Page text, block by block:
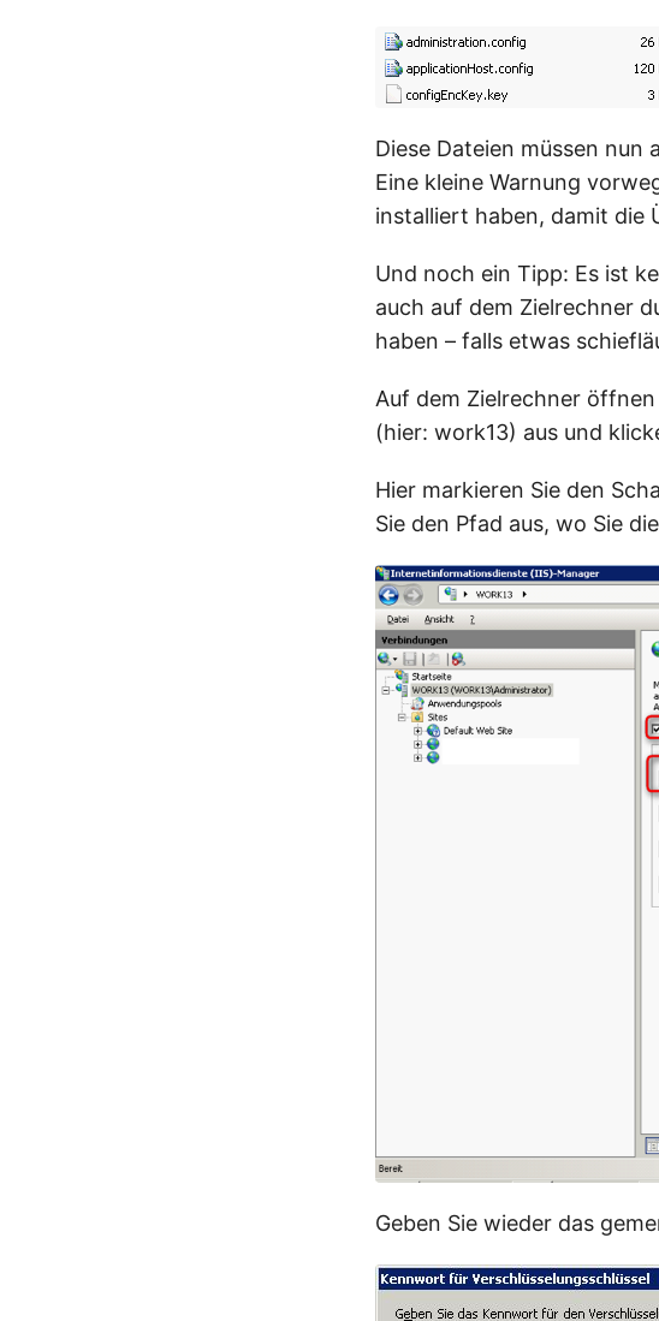
Diese Dateien müssen
Eine kleine Warnung
installiert haben, damit die
Und noch ein Tipp: Es ist
auch auf dem Zielrechner
haben – falls etwas
Auf dem Zielrechner
(hier: work13) aus und
Hier markieren Sie den
Sie den Pfad aus, wo Sie
Geben Sie wieder das